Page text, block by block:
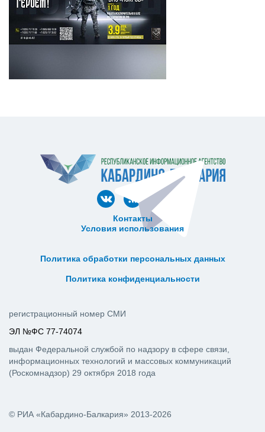
Контакты
Условия использования
Политика обработки персональных данных
Политика конфиденциальности
© РИА «Кабардино-Балкария» 2013-2026
регистрационный номер СМИ
ЭЛ №ФС 77-74074
выдан Федеральной службой по надзору в сфере связи,
информационных технологий и массовых коммуникаций
(Роскомнадзор) 29 октября 2018 года